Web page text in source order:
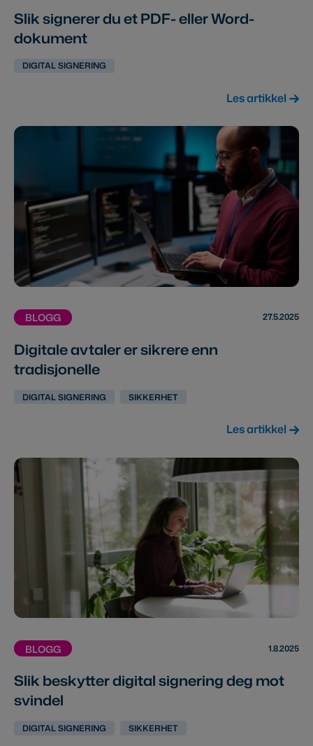
Slik signerer du et PDF- eller Word-
dokument
DIGITAL SIGNERING
Les artikkel
BLOGG 27.5.2025
Digitale avtaler er sikrere enn
tradisjonelle
DIGITAL SIGNERING SIKKERHET
Les artikkel
BLOGG 1.8.2025
Slik beskytter digital signering deg mot
svindel
DIGITAL SIGNERING SIKKERHET